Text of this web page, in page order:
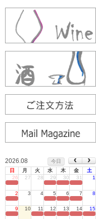
2026.08
今日
日
月 火 水 木 金
土
26
27 28 29 30 31 1
2 3 4 5 6 7 8
9 10 11 12 13 14 15